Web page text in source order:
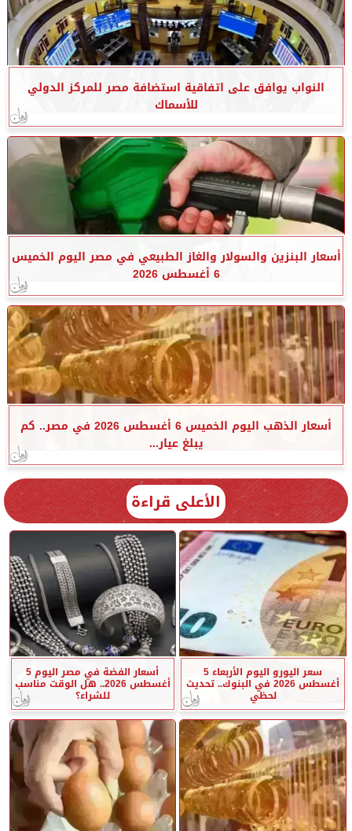
النواب يوافق على اتفاقية استضافة مصر للمركز الدولي
للأسماك
أسعار البنزين والسولار والغاز الطبيعي في مصر اليوم الخميس
6 أغسطس 2026
أسعار الذهب اليوم الخميس 6 أغسطس 2026 في مصر.. كم
يبلغ عيار...
الأعلى قراءة
سعر اليورو اليوم الأربعاء 5
أغسطس 2026 في البنوك.. تحديث
لحظي
أسعار الفضة في مصر اليوم 5
أغسطس 2026.. هل الوقت مناسب
للشراء؟